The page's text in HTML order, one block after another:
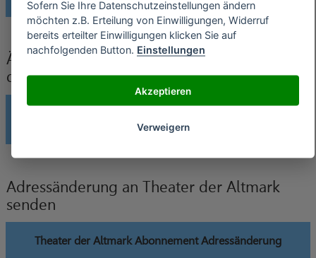
Änderung der Bankverbindung an Theater
der Altmark senden
Bankverbindung
Adressänderung an Theater der Altmark
senden
Theater der Altmark Abonnement Adressänderung
Sofern Sie Ihre Datenschutzeinstellungen ändern
möchten z.B. Erteilung von Einwilligungen, Widerruf
bereits erteilter Einwilligungen klicken Sie auf
nachfolgenden Button. Einstellungen
Akzeptieren
Verweigern